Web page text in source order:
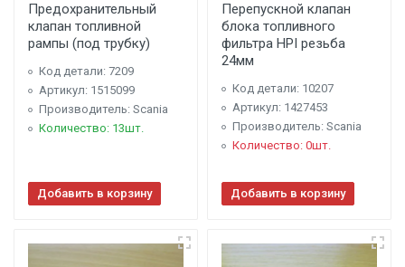
Предохранительный
клапан топливной
рампы (под трубку)
Код детали: 7209
Артикул: 1515099
Производитель: Scania
Количество: 13шт.
Добавить в корзину
Перепускной клапан
блока топливного
фильтра HPI резьба
24мм
Код детали: 10207
Артикул: 1427453
Производитель: Scania
Количество: 0шт.
Добавить в корзину